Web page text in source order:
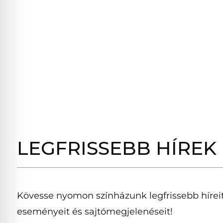
LEGFRISSEBB HÍREK
Kövesse nyomon színházunk legfrissebb
eseményeit és sajtómegjelenéseit!